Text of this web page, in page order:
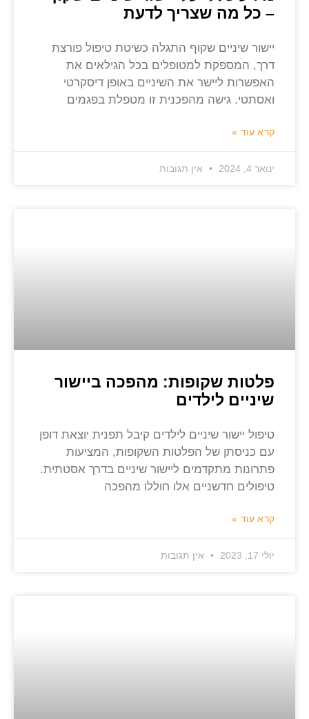
– כל מה שצריך לדעת
יישור שיניים שקוף התגלה כשיטת טיפול פורצת
דרך, המספקת למטופלים בכל הגילאים את
האפשרות ליישר את השיניים באופן דיסקרטי
ואסתטי. גישה מהפכנית זו מטפלת בפגמים
קרא עוד »
ינואר 4, 2024 אין תגובות
פלטות שקופות: מהפכה ביישור
שיניים לילדים
טיפול יישור שיניים לילדים קיבל תפנית יוצאת דופן
עם כניסתן של הפלטות השקופות, המציעות
פתרונות מתקדמים ליישור שיניים בדרך אסטתית.
טיפולים חדשניים אלו חוללו מהפכה
קרא עוד »
יולי 17, 2023 אין תגובות